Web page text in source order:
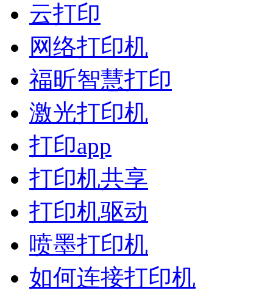
云打印
网络打印机
福昕智慧打印
激光打印机
打印app
打印机共享
打印机驱动
喷墨打印机
如何连接打印机